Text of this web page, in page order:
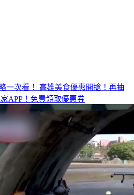
一次看！ 高雄美食優惠開搶！再抽
APP！免費領取優惠券